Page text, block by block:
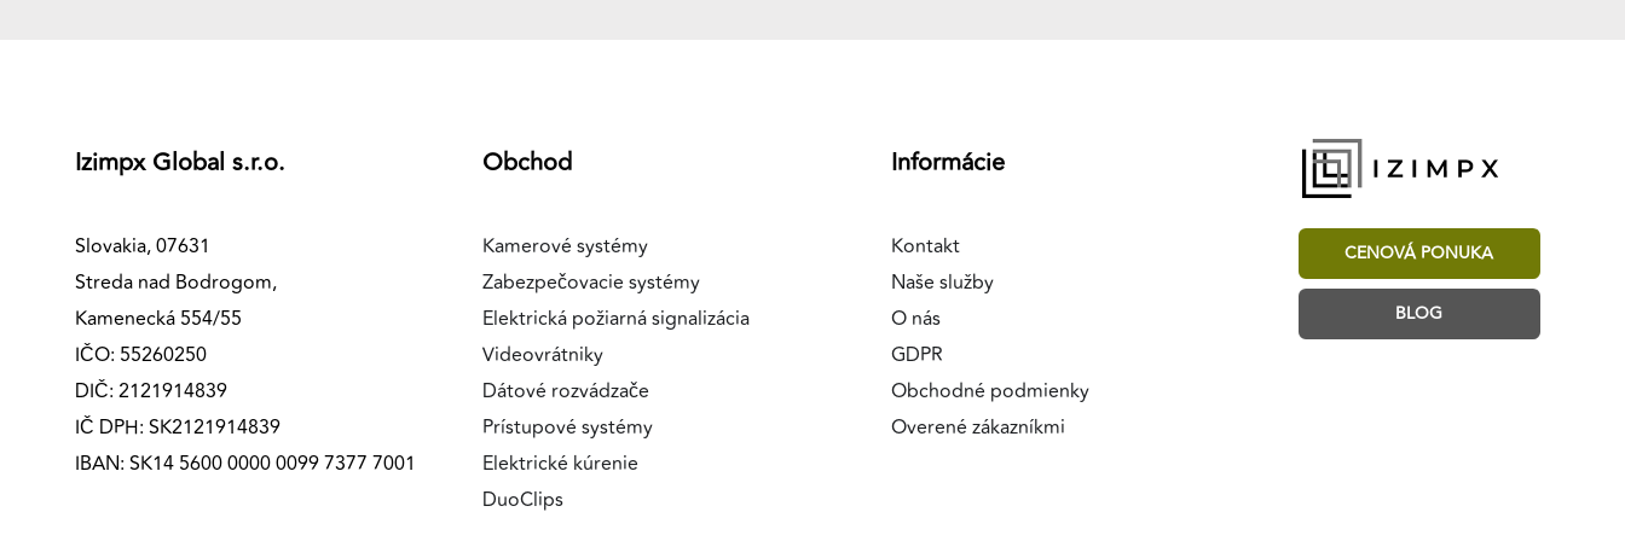
Izimpx Global s.r.o.
Slovakia, 07631
Streda nad Bodrogom,
Kamenecká 554/55
IČO: 55260250
DIČ: 2121914839
IČ DPH: SK2121914839
IBAN: SK14 5600 0000 0099 7377 7001
Obchod
Kamerové systémy
Zabezpečovacie systémy
Elektrická požiarná signalizácia
Videovrátniky
Dátové rozvádzače
Prístupové systémy
Elektrické kúrenie
DuoClips
Informácie
Kontakt
Naše služby
O nás
GDPR
Obchodné podmienky
Overené zákazníkmi
CENOVÁ PONUKA
BLOG